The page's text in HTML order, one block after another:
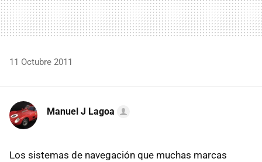
11 Octubre 2011
Manuel J Lagoa
Los sistemas de navegación que muchas marcas